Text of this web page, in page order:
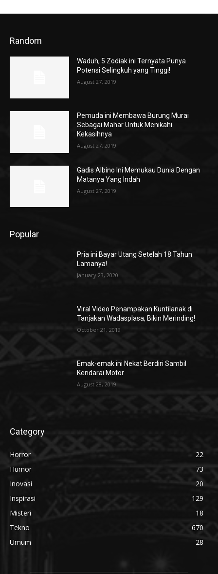
Random
Waduh, 5 Zodiak ini Ternyata Punya
Potensi Selingkuh yang Tinggi!
August 27, 2019
Pemuda ini Membawa Burung Murai
Sebagai Mahar Untuk Menikahi
Kekasihnya
August 27, 2019
Gadis Albino Ini Memukau Dunia Dengan
Matanya Yang Indah
August 27, 2019
Popular
Pria ini Bayar Utang Setelah 18 Tahun
Lamanya!
January 23, 2020
Viral Video Penampakan Kuntilanak di
Tanjakan Wadasplasa, Bikin Merinding!
October 21, 2019
Emak-emak ini Nekat Berdiri Sambil
Kendarai Motor
August 28, 2019
Category
Horror
22
Humor
73
Inovasi
20
Inspirasi
129
Misteri
18
Tekno
670
Umum
28